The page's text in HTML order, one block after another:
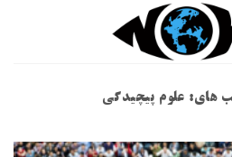
های: علوم پیچیدگی